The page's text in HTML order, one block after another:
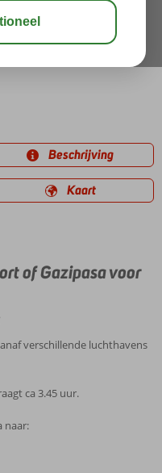
Beschrijving
Kaart
of Gazipasa voor
verschillende luchthavens
ca 3.45 uur.
naar: